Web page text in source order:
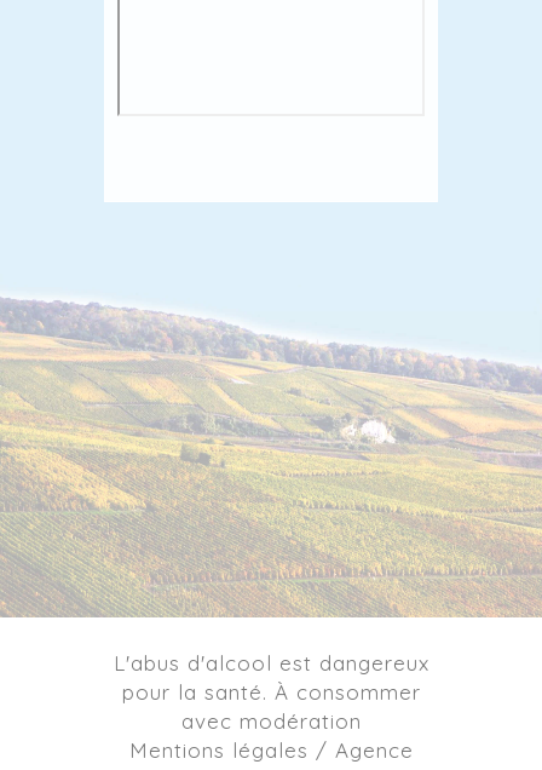
L'abus d'alcool est dangereux
pour la santé. À consommer
avec modération
Mentions légales / Agence